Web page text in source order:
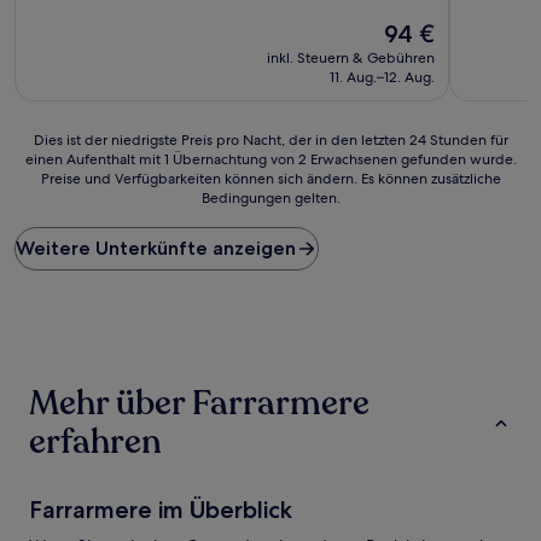
Der
Preis
beträgt
94 €
inkl. Steuern & Gebühren
11. Aug.–12. Aug.
Dies
ist
Preis
pro
Nacht,
für
Aufenthalt
von
Dies ist der niedrigste Preis pro Nacht, der in den letzten 24 Stunden für
einen Aufenthalt mit 1 Übernachtung von 2 Erwachsenen gefunden wurde.
Preise und Verfügbarkeiten können sich ändern. Es können zusätzliche
Bedingungen gelten.
Weitere Unterkünfte anzeigen
Mehr über Farrarmere
erfahren
Farrarmere im Überblick